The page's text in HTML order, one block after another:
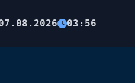
03:56